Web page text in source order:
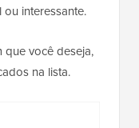
interessante.
que você deseja,
na lista.